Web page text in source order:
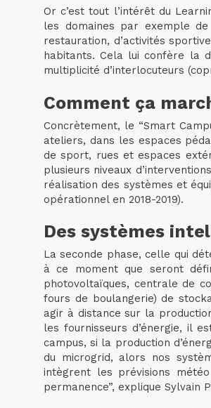
Or c’est tout l’intérêt du
les domaines par exemple
restauration, d’activités
habitants. Cela lui confère la
multiplicité d’interlocuteurs
Comment ça
Concrètement, le “Smart
ateliers, dans les espaces
de sport, rues et espaces
plusieurs niveaux
réalisation des systèmes et
opérationnel en 2018-2019).
Des systèmes
La seconde phase, celle qui
à ce moment que seront
photovoltaïques, centrale de
fours de boulangerie) de
agir à distance sur la
les fournisseurs d’énergie, il
campus, si la production
du microgrid, alors nos
intègrent les prévisions
permanence”, explique Sylvain